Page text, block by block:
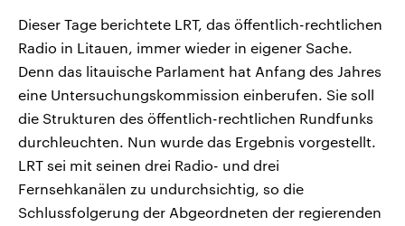
Dieser Tage berichtete LRT, das öffentlich-rechtlichen
Radio in Litauen, immer wieder in eigener Sache.
Denn das litauische Parlament hat Anfang des Jahres
eine Untersuchungskommission einberufen. Sie soll
die Strukturen des öffentlich-rechtlichen Rundfunks
durchleuchten. Nun wurde das Ergebnis vorgestellt.
LRT sei mit seinen drei Radio- und drei
Fernsehkanälen zu undurchsichtig, so die
Schlussfolgerung der Abgeordneten der regierenden